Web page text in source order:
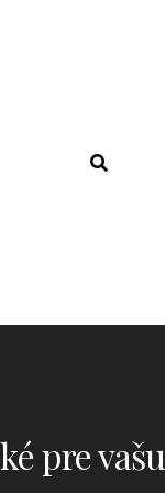
pre vašu